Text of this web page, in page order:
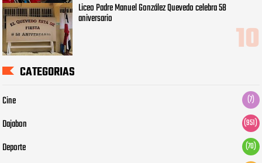
Liceo Padre Manuel González Quevedo celebra 58
aniversario
CATEGORIAS
Cine (7)
Dajabon (951)
Deporte (70)